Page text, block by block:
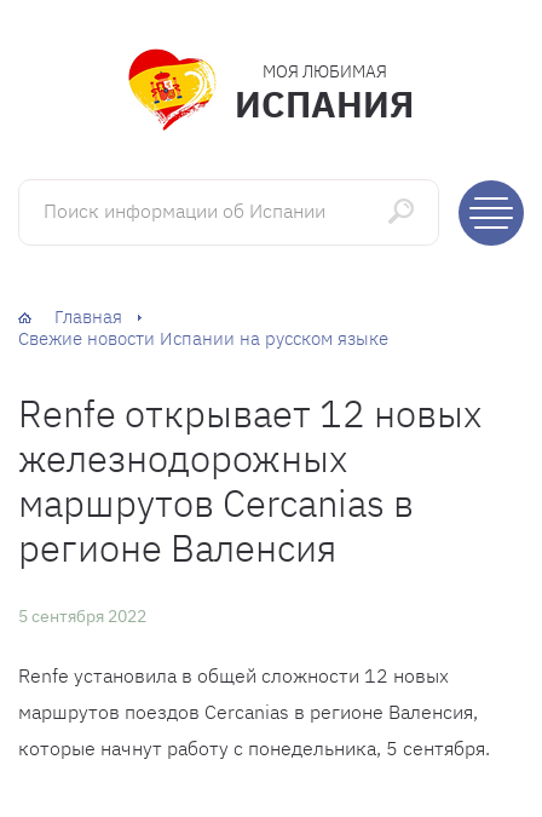
МОЯ ЛЮБИМАЯ
ИСПАНИЯ
Поиск информации об Испании
Главная
Свежие новости Испании на русском языке
Renfe открывает 12 новых
железнодорожных
маршрутов Cercanias в
регионе Валенсия
5 сентября 2022
Renfe установила в общей сложности 12 новых
маршрутов поездов Cercanias в регионе Валенсия,
которые начнут работу с понедельника, 5 сентября.